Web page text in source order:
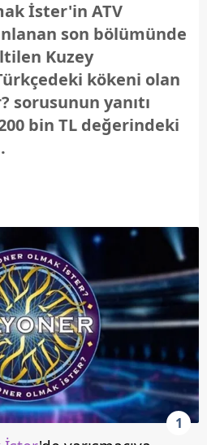
İster'in ATV
son bölümünde
Kuzey
kökeni olan
sorusunun yanıtı
bin TL değerindeki
1